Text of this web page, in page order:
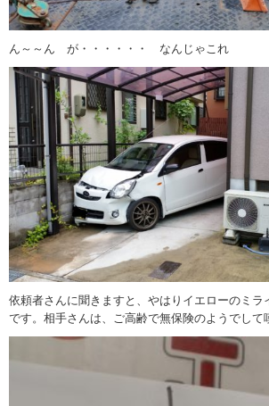
ん～～ん が・・・・・・ なんじゃこれ
依頼者さんに聞きますと、やはりイエローのミラ
です。相手さんは、ご高齢で無保険のようでして